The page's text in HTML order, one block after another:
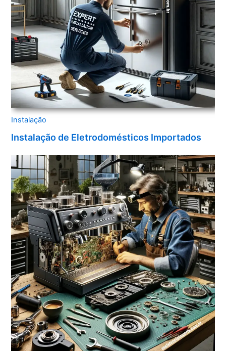
Instalação
Instalação de Eletrodomésticos Importados